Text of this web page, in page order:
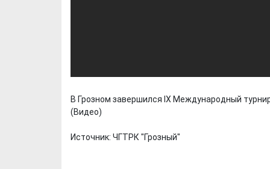
В Грозном завершился IX Международный
(Видео)
Источник: ЧГТРК "Грозный"